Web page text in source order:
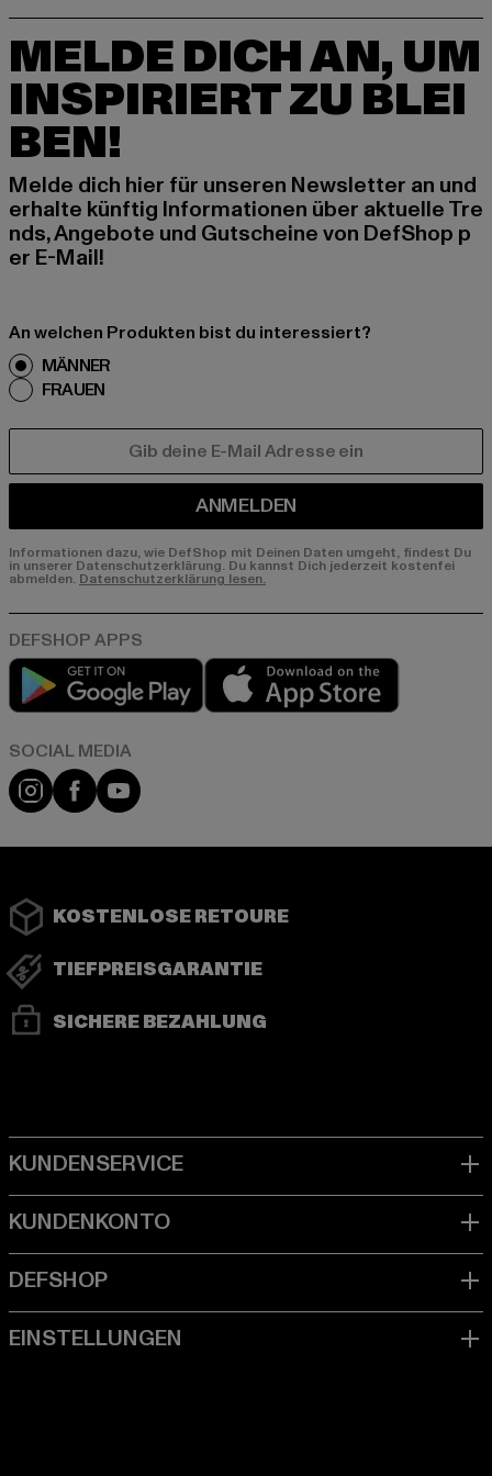
MELDE DICH AN, UM
INSPIRIERT ZU BLEI
BEN!
Melde dich hier für unseren Newsletter an und
erhalte künftig Informationen über aktuelle Tre
nds, Angebote und Gutscheine von DefShop p
er E-Mail!
An welchen Produkten bist du interessiert?
MÄNNER
FRAUEN
ANMELDEN
Informationen dazu, wie DefShop mit Deinen Daten umgeht, findest Du
in unserer Datenschutzerklärung. Du kannst Dich jederzeit kostenfei
abmelden. Datenschutzerklärung lesen.
Play market
Instagram
FacebookYouTube
KOSTENLOSE RETOURE
TIEFPREISGARANTIE
SICHERE BEZAHLUNG